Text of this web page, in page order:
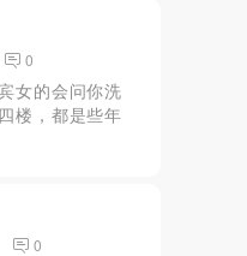
0
女的会问你洗
楼，都是些年
给你看，换多
会去了。
0